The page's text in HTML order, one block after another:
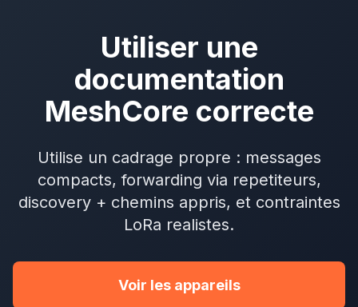
Utiliser une
documentation
MeshCore correcte
Utilise un cadrage propre : messages
compacts, forwarding via repetiteurs,
discovery + chemins appris, et contraintes
LoRa realistes.
Voir les appareils